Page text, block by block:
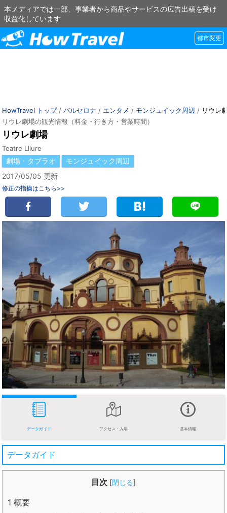
本メディアでは一部、事業者から商品やサービスの広告出稿を受け
収益化しています
都市変更
HowTravel トップ/ バルセロナ / エンタメ / モンジュイック周辺 / リウレ
リウレ劇場の観光情報（料金・行き方・営業時間）
リウレ劇場
Teatre Lliure
劇場・タブラオ
モンジュイック周辺
2017/05/05 更新
修正の指摘はこちら>>
データガイド アクセス・入場 基本情報
データガイド
目次 [閉じる]
1 概要